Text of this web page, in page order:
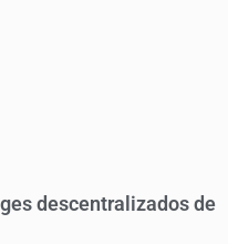
descentralizados de